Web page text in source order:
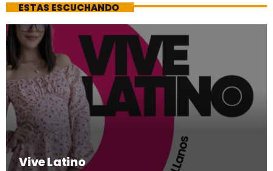
ESTAS ESCUCHANDO
Vive Latino